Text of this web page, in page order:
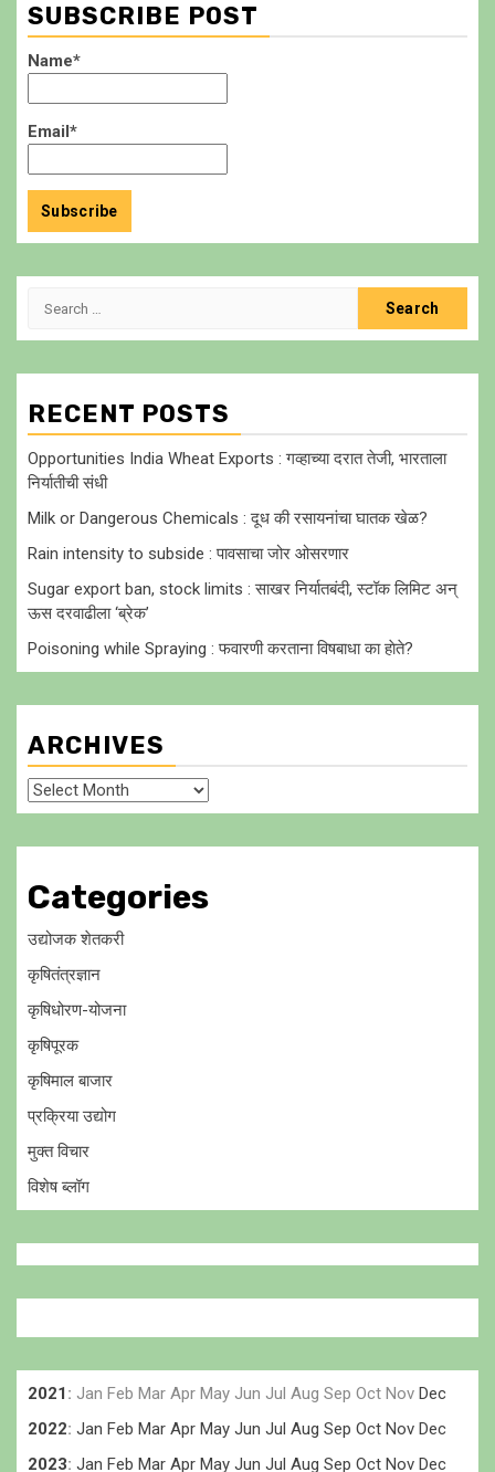
SUBSCRIBE POST
Name*
Email*
Search
RECENT POSTS
Opportunities India Wheat Exports : गव्हाच्या दरात तेजी, भारताला
निर्यातीची संधी
Milk or Dangerous Chemicals : दूध की रसायनांचा घातक खेळ?
Rain intensity to subside : पावसाचा जोर ओसरणार
Sugar export ban, stock limits : साखर निर्यातबंदी, स्टॉक लिमिट अन्
ऊस दरवाढीला ‘ब्रेक’
Poisoning while Spraying : फवारणी करताना विषबाधा का हाेते?
ARCHIVES
Archives
Categories
उद्योजक शेतकरी
कृषितंत्रज्ञान
कृषिधोरण-योजना
कृषिपूरक
कृषिमाल बाजार
प्रक्रिया उद्योग
मुक्त विचार
विशेष ब्लॉग
2021 : Jan Feb Mar Apr May Jun Jul Aug Sep Oct Nov Dec
2022: Jan Feb Mar Apr May Jun Jul Aug Sep Oct Nov Dec
2023: Jan Feb Mar Apr May Jun Jul Aug Sep Oct Nov Dec